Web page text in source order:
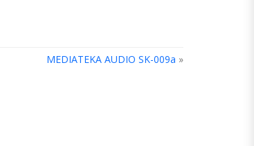
MEDIATEKA AUDIO SK-009a »